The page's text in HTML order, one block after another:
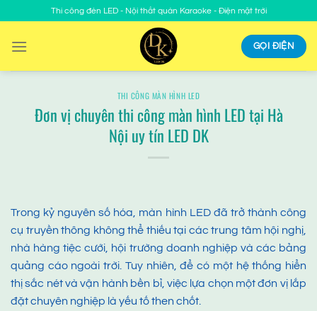
nội
Thi công đèn LED - Nội thất quán Karaoke - Điện mặt trời
GỌI ĐIỆN
THI CÔNG MÀN HÌNH LED
Đơn vị chuyên thi công màn hình LED tại Hà
Nội uy tín LED DK
Trong kỷ nguyên số hóa, màn hình LED đã trở thành công
cụ truyền thông không thể thiếu tại các trung tâm hội nghị,
nhà hàng tiệc cưới, hội trường doanh nghiệp và các bảng
quảng cáo ngoài trời. Tuy nhiên, để có một hệ thống hiển
thị sắc nét và vận hành bền bỉ, việc lựa chọn một đơn vị lắp
đặt chuyên nghiệp là yếu tố then chốt.